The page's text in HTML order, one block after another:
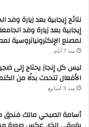
نتائج إيجابية بعد زيارة وفد
إيجابية بعد زيارة وفد
لمصنع الإلكترونياتروسية
منذ 7 أيام
ليس كل إنجاز يحتاج إلى
الأفعال تتحدث بدلًا من
منذ 3 أسابيع
أسامة الصبحي مالك فندق